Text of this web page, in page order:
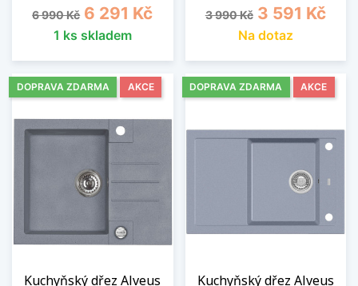
Běžná cena
6 990 Kč Cena
6 291 Kč
1 ks skladem
Běžná cena
3 990 Kč Cena
3 591 Kč
Na dotaz
Kuchyňský dřez Alveus
DOPRAVA ZDARMA AKCE
Kuchyňský dřez Alveus
DOPRAVA ZDARMA AKCE